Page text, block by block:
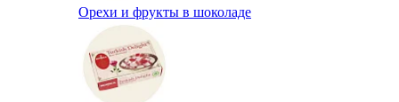
Орехи и фрукты в шоколаде